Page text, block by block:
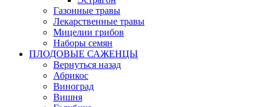
Газонные травы
Лекарственные травы
Мицелии грибов
Наборы семян
ПЛОДОВЫЕ САЖЕНЦЫ
Вернуться назад
Абрикос
Виноград
Вишня